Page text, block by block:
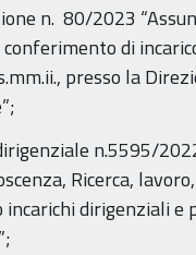
n. 80/2023
di
presso la
n.5595/
Ricerca,
dirigenziali e